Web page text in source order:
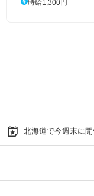
時給1,300円
北海道で今週末に